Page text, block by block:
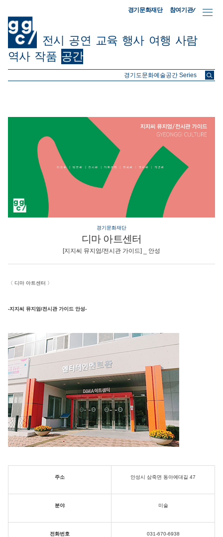
경기문화재단 참여기관/
전시 공연 교육 행사 여행 사람
역사 작품 공간
ggc/
경기문화재단
디마 아트센터
[지지씨 뮤지엄/전시관 가이드] _ 안성
〈 디마 아트센터 〉
-지지씨 뮤지엄/전시관 가이드 안성-
주소 안성시 삼죽면 동아예대길 47
분야 미술
전화번호 031-670-6938